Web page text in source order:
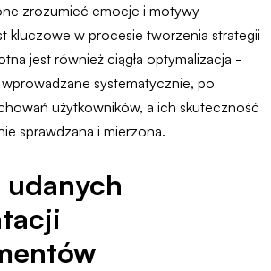
zrozumieć emocje i motywy
kluczowe w procesie tworzenia strategii
jest również ciągła optymalizacja -
systematycznie, po
użytkowników, a ich skuteczność
sprawdzana i mierzona.
udanych